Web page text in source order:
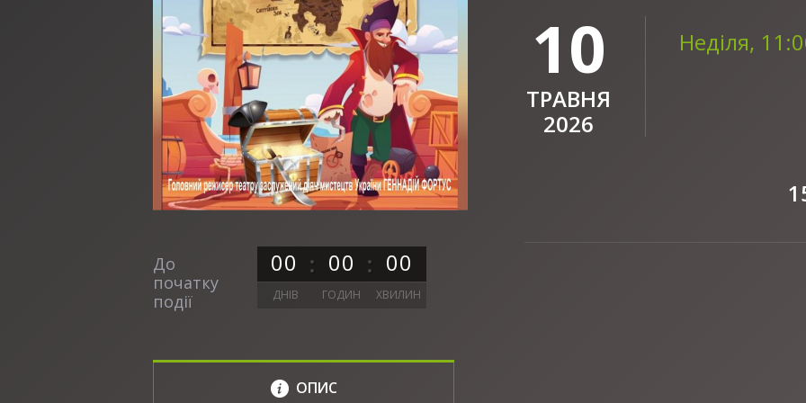
До
початку
події
00 00 00
ДНІВ ГОДИН ХВИЛИН
10
ТРАВНЯ
2026
Неділя,
ОПИС